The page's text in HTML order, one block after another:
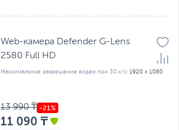
Web-камера Defender G-Lens
2580 Full HD
Максимальное разрешение видео при 30 к/с: 1920 x 1080
13 990 ₸
11 090 ₸